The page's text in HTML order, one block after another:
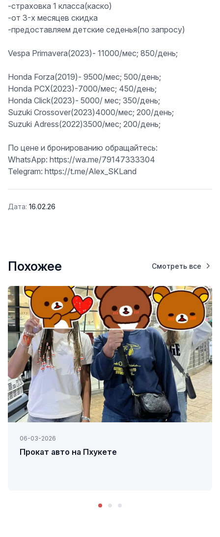
-страховка 1 класса(каско)
-от 3-х месяцев скидка
-предоставляем детские седенья(по запросу)
Vespa Primavera(2023)- 11000/мес; 850/день;
Honda Forza(2019)- 9500/мес; 500/день;
Honda PCX(2023)-7000/мес; 450/день;
Honda Click(2023)- 5000/ мес; 350/день;
Suzuki Crossover(2023)4000/мес; 200/день;
Suzuki Adress(2022)3500/мес; 200/день;
По цене и бронированию обращайтесь:
WhatsApp: https://wa.me/79147333304
Telegram: https://t.me/Alex_SKLand
Дата: 16.02.26
Похожее Смотреть все
06-03-2026
Прокат авто на Пхукете